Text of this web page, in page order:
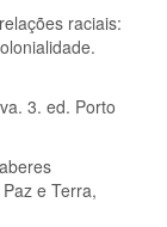
raciais:
3. ed. Porto
e Terra,